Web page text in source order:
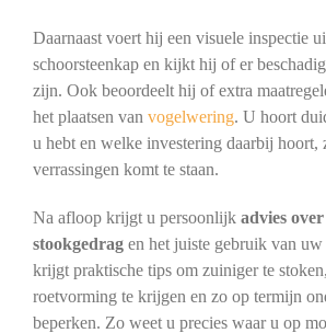
Daarnaast voert hij een visuele inspectie
schoorsteenkap en kijkt hij of er
zijn. Ook beoordeelt hij of extra
het plaatsen van vogelwering. U hoort
u hebt en welke investering daarbij hoort,
verrassingen komt te staan.
Na afloop krijgt u persoonlijk advies
stookgedragen het juiste gebruik van
krijgt praktische tips om zuiniger te
roetvorming te krijgen en zo op termijn
beperken. Zo weet u precies waar u op